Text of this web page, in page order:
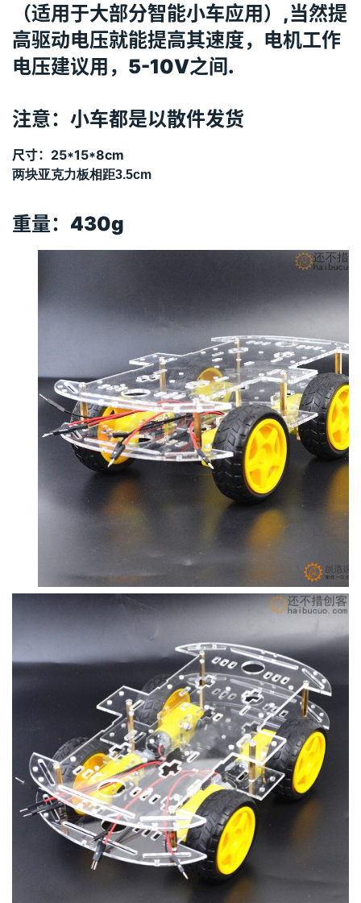
（适用于大部分智能小车应用）,当然提
高驱动电压就能提高其速度，电机工作
电压建议用，5-10V之间.
注意：小车都是以散件发货
尺寸：25*15*8cm
两块亚克力板相距3.5cm
重量：430g